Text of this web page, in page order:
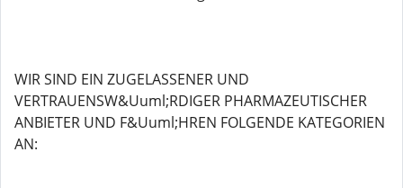
WIR SIND EIN ZUGELASSENER UND
VERTRAUENSW&Uuml;RDIGER PHARMAZEUTISCHER
ANBIETER UND F&Uuml;HREN FOLGENDE KATEGORIEN
AN: